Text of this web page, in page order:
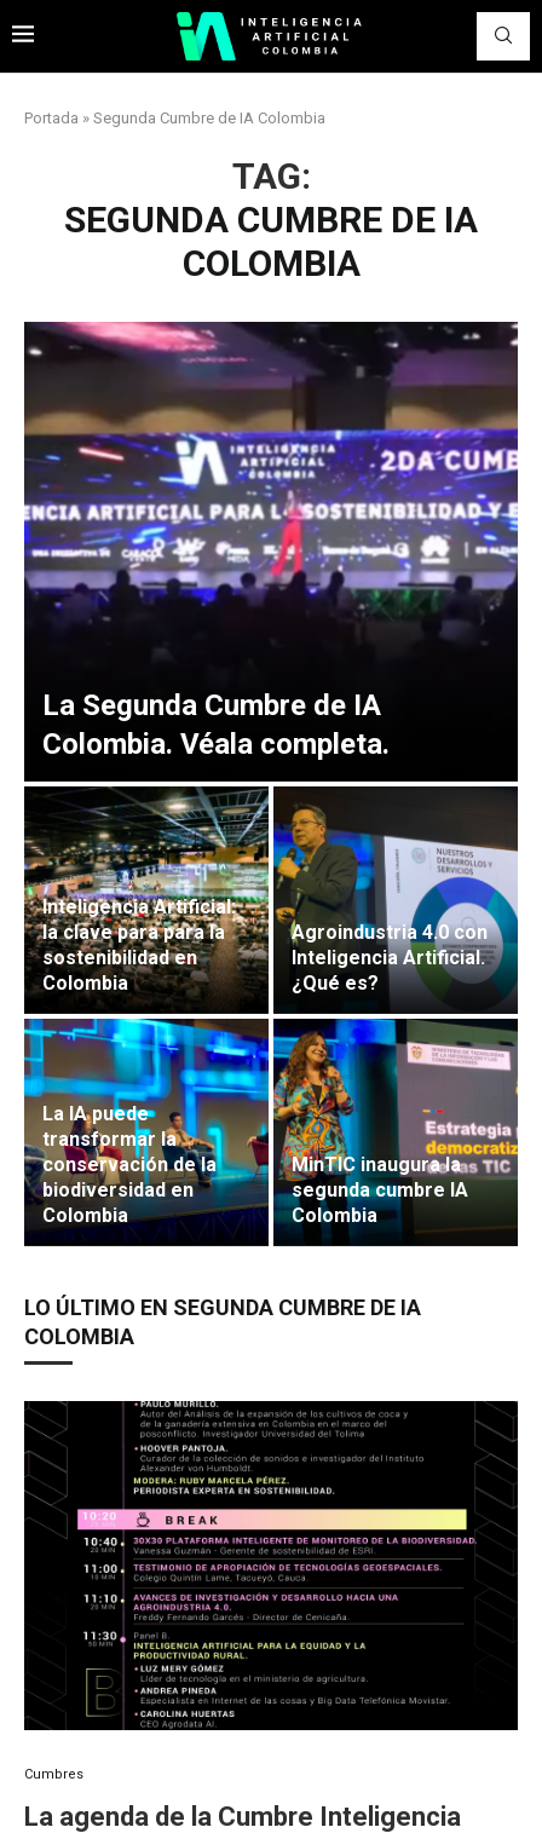
Portada » Segunda Cumbre de IA Colombia
TAG:
SEGUNDA CUMBRE DE IA
COLOMBIA
La Segunda Cumbre de IA
Colombia. Véala completa.
Inteligencia Artificial:
la clave para para la
sostenibilidad en
Colombia
Agroindustria 4.0 con
Inteligencia Artificial.
¿Qué es?
La IA puede
transformar la
conservación de la
biodiversidad en
Colombia
MinTIC inaugura la
segunda cumbre IA
Colombia
LO ÚLTIMO EN SEGUNDA CUMBRE DE IA
COLOMBIA
Cumbres
La agenda de la Cumbre Inteligencia